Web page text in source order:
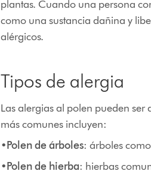
plantas. Cuando una persona
como una sustancia dañina y
alérgicos.
Tipos de alergia
Las alergias al polen pueden ser
más comunes incluyen:
•Polen de árboles: árboles
•Polen de hierba: hierbas